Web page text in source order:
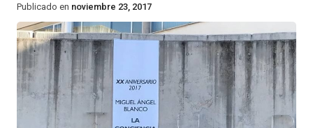
Publicado en noviembre 23, 2017